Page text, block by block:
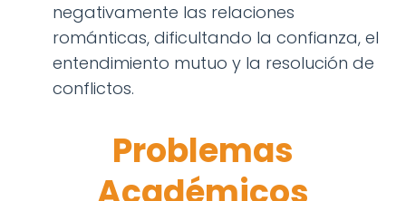
negativamente las relaciones
románticas, dificultando la confianza, el
entendimiento mutuo y la resolución de
conflictos.
Problemas